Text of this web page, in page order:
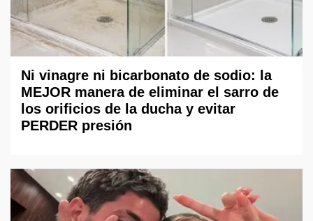
Ni vinagre ni bicarbonato de sodio: la
MEJOR manera de eliminar el sarro de
los orificios de la ducha y evitar
PERDER presión